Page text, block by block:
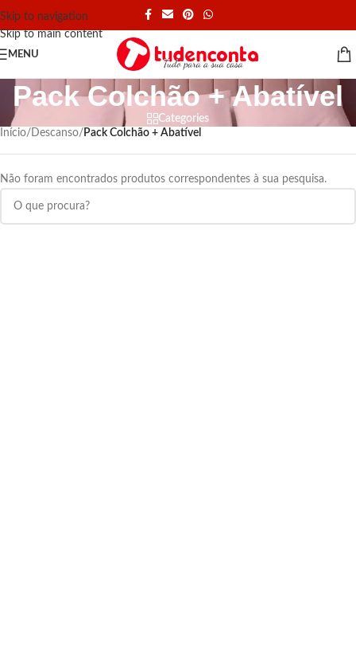
Skip to navigation
Skip to main content
MENU
Pack Colchão + Abatível
Categories
Início/ Descanso/ Pack Colchão + Abatível
Não foram encontrados produtos correspondentes à sua pesquisa.